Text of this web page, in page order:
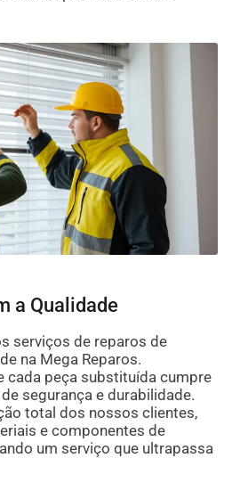
a Qualidade
serviços de reparos de
na Mega Reparos.
cada peça substituída cumpre
segurança e durabilidade.
total dos nossos clientes,
e componentes de
um serviço que ultrapassa